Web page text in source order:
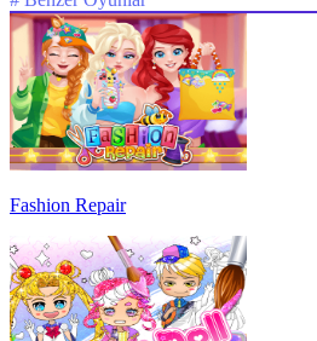
Fashion Repair